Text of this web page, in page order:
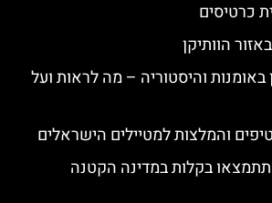
כרטיסים
באומנות והיסטוריה – מה לראות ועל
והמלצות למטיילים הישראלים
בקלות במדינה הקטנה